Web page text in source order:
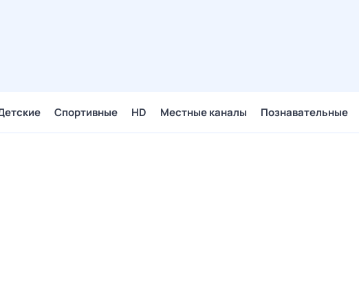
Спортивные HD Местные каналы Познавательные